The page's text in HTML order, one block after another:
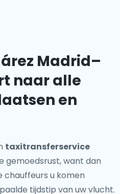
Madrid–
naar alle
en
taxitransferservice
gemoedsrust, want dan
chauffeurs u komen
tijdstip van uw vlucht.